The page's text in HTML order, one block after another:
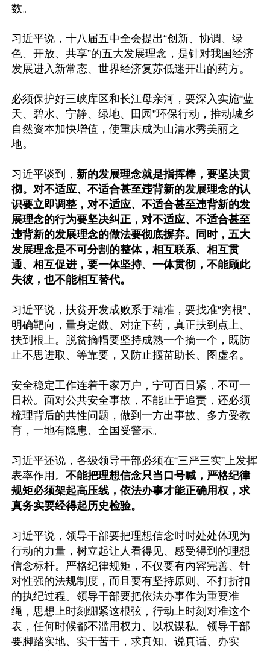
数。
习近平说，十八届五中全会提出“创新、协调、绿
色、开放、共享”的五大发展理念，是针对我国经济
发展进入新常态、世界经济复苏低迷开出的药方。
必须保护好三峡库区和长江母亲河，要深入实施“蓝
天、碧水、宁静、绿地、田园”环保行动，推动城乡
自然资本加快增值，使重庆成为山清水秀美丽之
地。
习近平谈到， 新的发展理念就是指挥棒，要坚决贯
彻。对不适应、不适合甚至违背新的发展理念的认
识要立即调整，对不适应、不适合甚至违背新的发
展理念的行为要坚决纠正，对不适应、不适合甚至
违背新的发展理念的做法要彻底摒弃。同时，五大
发展理念是不可分割的整体，相互联系、相互贯
通、相互促进，要一体坚持、一体贯彻，不能顾此
失彼，也不能相互替代。
习近平说，扶贫开发成败系于精准，要找准“穷根”、
明确靶向，量身定做、对症下药，真正扶到点上、
扶到根上。脱贫摘帽要坚持成熟一个摘一个，既防
止不思进取、等靠要，又防止揠苗助长、图虚名。
安全稳定工作连着千家万户，宁可百日紧，不可一
日松。面对公共安全事故，不能止于追责，还必须
梳理背后的共性问题，做到一方出事故、多方受教
育，一地有隐患、全国受警示。
习近平还说，各级领导干部必须在“三严三实”上发挥
表率作用。 不能把理想信念只当口号喊，严格纪律
规矩必须架起高压线，依法办事才能正确用权，求
真务实要经得起历史检验。
习近平说，领导干部要把理想信念时时处处体现为
行动的力量，树立起让人看得见、感受得到的理想
信念标杆。严格纪律规矩，不仅要有内容完善、针
对性强的法规制度，而且要有坚持原则、不打折扣
的执纪过程。领导干部要把依法办事作为重要准
绳，思想上时刻绷紧这根弦，行动上时刻对准这个
表，任何时候都不滥用权力、以权谋私。领导干部
要脚踏实地、实干苦干，求真知、说真话、办实